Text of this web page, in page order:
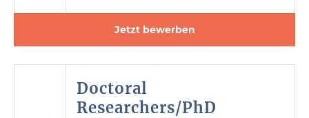
Jetzt bewerben
Doctoral
Researchers/PhD